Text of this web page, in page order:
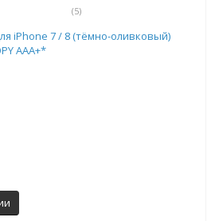
(5)
iPhone 7 / 8 (тёмно-оливковый)
AAA+*